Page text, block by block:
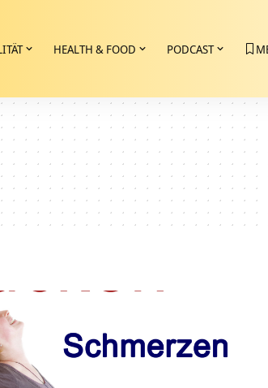
HEALTH & FOOD PODCAST